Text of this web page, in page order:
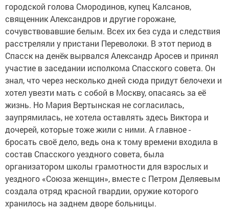
городской голова Смородинов, купец Калсанов,
священник Александров и другие горожане,
сочувствовавшие белым. Всех их без суда и следствия
расстреляли у пристани Переволоки. В этот период в
Спасск на денёк вырвался Александр Аросев и принял
участие в заседании исполкома Спасского совета. Он
знал, что через несколько дней сюда придут белочехи и
хотел увезти мать с собой в Москву, опасаясь за её
жизнь. Но Мария Вертынская не согласилась,
заупрямилась, не хотела оставлять здесь Виктора и
дочерей, которые тоже жили с ними. А главное -
бросать своё дело, ведь она к тому времени входила в
состав Спасского уездного совета, была
организатором школы грамотности для взрослых и
уездного «Союза женщин», вместе с Петром Деляевым
создала отряд красной гвардии, оружие которого
хранилось на заднем дворе больницы.